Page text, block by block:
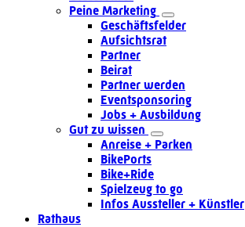
Peine Marketing
Geschäftsfelder
Aufsichtsrat
Partner
Beirat
Partner werden
Eventsponsoring
Jobs + Ausbildung
Gut zu wissen
Anreise + Parken
BikePorts
Bike+Ride
Spielzeug to go
Infos Aussteller + Künstler
Rathaus